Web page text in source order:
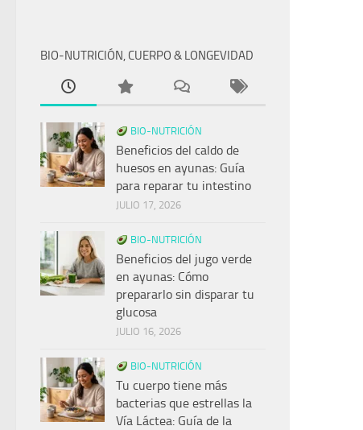
BIO-NUTRICIÓN, CUERPO & LONGEVIDAD
BIO-NUTRICIÓN
Beneficios del caldo de
huesos en ayunas: Guía
para reparar tu intestino
JULIO 17, 2026
BIO-NUTRICIÓN
Beneficios del jugo verde
en ayunas: Cómo
prepararlo sin disparar tu
glucosa
JULIO 16, 2026
BIO-NUTRICIÓN
Tu cuerpo tiene más
bacterias que estrellas la
Vía Láctea: Guía de la